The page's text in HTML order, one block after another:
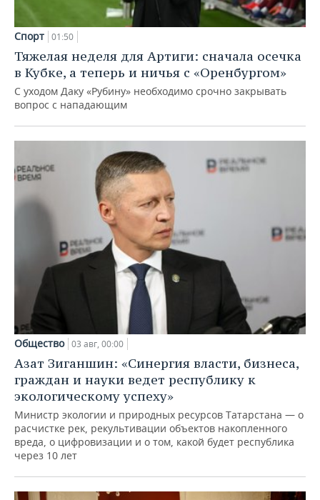
Спорт 01:50
Тяжелая неделя для Артиги: сначала осечка
в Кубке, а теперь и ничья с «Оренбургом»
С уходом Даку «Рубину» необходимо срочно закрывать
вопрос с нападающим
Общество 03 авг, 00:00
Азат Зиганшин: «Синергия власти, бизнеса,
граждан и науки ведет республику к
экологическому успеху»
Министр экологии и природных ресурсов Татарстана — о
расчистке рек, рекультивации объектов накопленного
вреда, о цифровизации и о том, какой будет республика
через 10 лет